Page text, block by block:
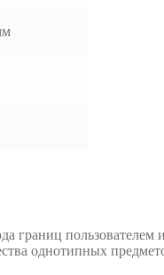
границ пользователем
однотипных